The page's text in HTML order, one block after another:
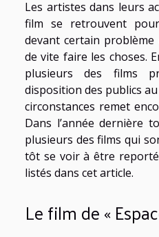
Les artistes dans leurs
film se retrouvent
devant certain
de vite faire les choses.
plusieurs des films
disposition des publics
circonstances remet
Dans l’année dernière
plusieurs des films qui
tôt se voir à être reporté
listés dans cet article.
Le film de «